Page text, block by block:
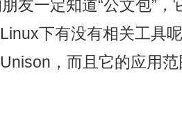
友一定知道“公文包”
下有没有相关工具
，而且它的应用范